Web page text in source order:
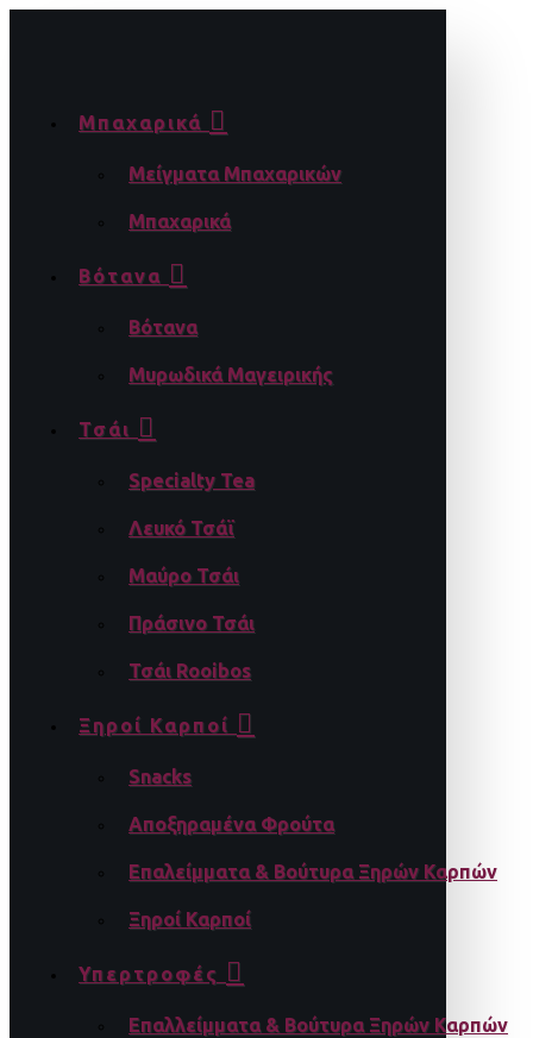
Μπαχαρικά
Μείγματα Μπαχαρικών
Μπαχαρικά
Βότανα
Βότανα
Μυρωδικά Μαγειρικής
Τσάι
Specialty Tea
Λευκό Τσάϊ
Μαύρο Τσάι
Πράσινο Τσάι
Τσάι Rooibos
Ξηροί Καρποί
Snacks
Αποξηραμένα Φρούτα
Επαλείμματα & Βούτυρα Ξηρών Καρπών
Ξηροί Καρποί
Υπερτροφές
Επαλλείμματα & Βούτυρα Ξηρών Καρπών